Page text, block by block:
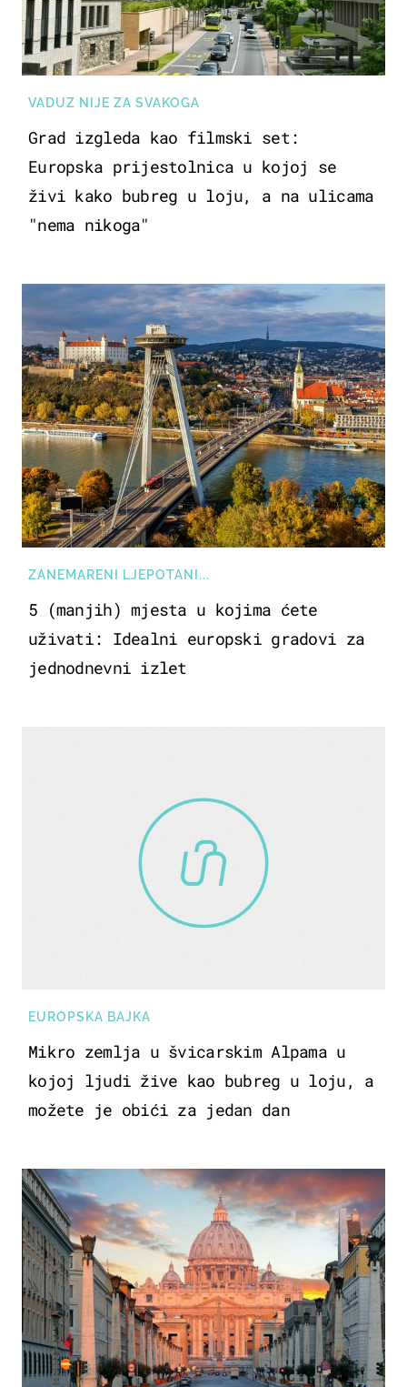
VADUZ NIJE ZA SVAKOGA
Grad izgleda kao filmski set:
Europska prijestolnica u kojoj se
živi kako bubreg u loju, a na ulicama
"nema nikoga"
ZANEMARENI LJEPOTANI...
5 (manjih) mjesta u kojima ćete
uživati: Idealni europski gradovi za
jednodnevni izlet
EUROPSKA BAJKA
Mikro zemlja u švicarskim Alpama u
kojoj ljudi žive kao bubreg u loju, a
možete je obići za jedan dan